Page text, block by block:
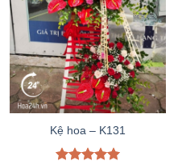
Kệ hoa – K131